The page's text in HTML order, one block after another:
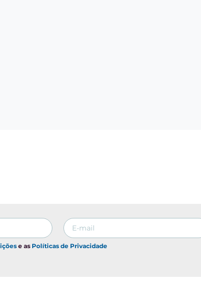
e as Políticas de Privacidade